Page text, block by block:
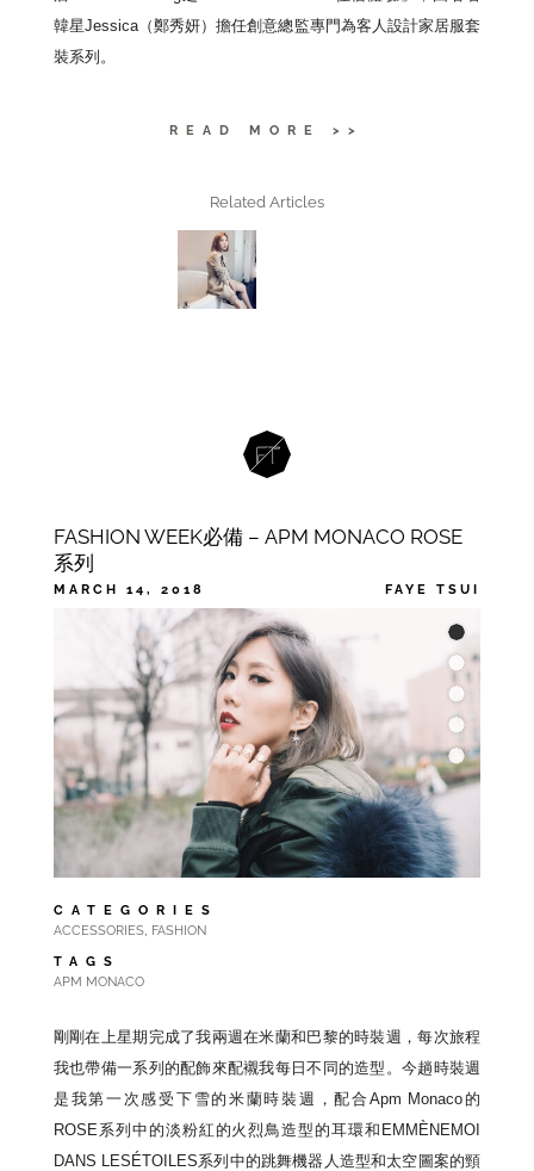
韓星Jessica（鄭秀妍）擔任創意總監專門為客人設計家居服套
裝系列。
READ MORE >>
Related Articles
FASHION WEEK必備 – APM MONACO ROSE
系列
MARCH 14, 2018 FAYE TSUI
CATEGORIES
ACCESSORIES, FASHION
TAGS
APM MONACO
剛剛在上星期完成了我兩週在米蘭和巴黎的時裝週，每次旅程
我也帶備一系列的配飾來配襯我每日不同的造型。今趟時裝週
是我第一次感受下雪的米蘭時裝週，配合Apm Monaco的
ROSE系列中的淡粉紅的火烈鳥造型的耳環和EMMÈNEMOI
DANS LESÉTOILES系列中的跳舞機器人造型和太空圖案的頸